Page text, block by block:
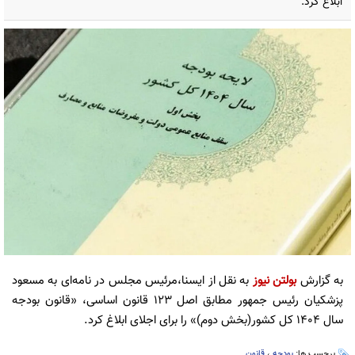
به گزارشبولتن نیوز به نقل از ایسنا،مرئیس مجلس در نامه‌ای به مسعود
پزشکیان رئیس جمهور مطابق اصل ۱۲۳ قانون اساسی، «قانون بودجه
سال ۱۴۰۴ کل کشور(بخش دوم)» را برای اجلای ابلاغ کرد.